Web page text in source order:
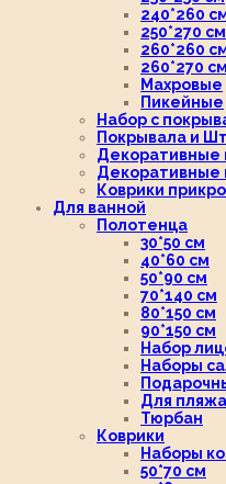
240*260
250*270 см
260*260
260*270 см
Махровые
Пикейные
Набор с
Покрывала и
Декоративные
Декоративные
Коврики
Для ванной
Полотенца
30*50 см
40*60 см
50*90 см
70*140 см
80*150 см
90*150 см
Набор
Наборы
Для
Тюрбан
Коврики
Наборы
50*70 см